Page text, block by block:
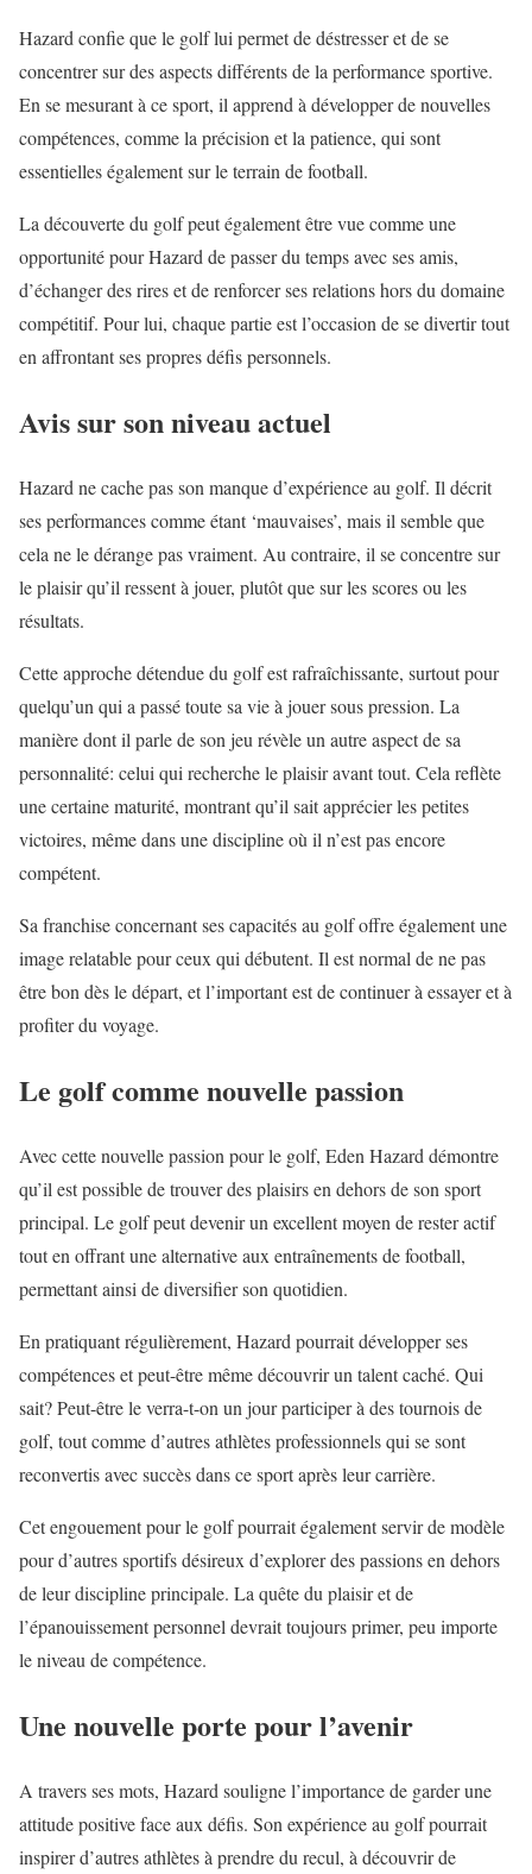
Hazard confie que le golf lui permet de déstresser et de se
concentrer sur des aspects différents de la performance sportive.
En se mesurant à ce sport, il apprend à développer de nouvelles
compétences, comme la précision et la patience, qui sont
essentielles également sur le terrain de football.
La découverte du golf peut également être vue comme une
opportunité pour Hazard de passer du temps avec ses amis,
d’échanger des rires et de renforcer ses relations hors du domaine
compétitif. Pour lui, chaque partie est l’occasion de se divertir tout
en affrontant ses propres défis personnels.
Avis sur son niveau actuel
Hazard ne cache pas son manque d’expérience au golf. Il décrit
ses performances comme étant ‘mauvaises’, mais il semble que
cela ne le dérange pas vraiment. Au contraire, il se concentre sur
le plaisir qu’il ressent à jouer, plutôt que sur les scores ou les
résultats.
Cette approche détendue du golf est rafraîchissante, surtout pour
quelqu’un qui a passé toute sa vie à jouer sous pression. La
manière dont il parle de son jeu révèle un autre aspect de sa
personnalité: celui qui recherche le plaisir avant tout. Cela reflète
une certaine maturité, montrant qu’il sait apprécier les petites
victoires, même dans une discipline où il n’est pas encore
compétent.
Sa franchise concernant ses capacités au golf offre également une
image relatable pour ceux qui débutent. Il est normal de ne pas
être bon dès le départ, et l’important est de continuer à essayer et à
profiter du voyage.
Le golf comme nouvelle passion
Avec cette nouvelle passion pour le golf, Eden Hazard démontre
qu’il est possible de trouver des plaisirs en dehors de son sport
principal. Le golf peut devenir un excellent moyen de rester actif
tout en offrant une alternative aux entraînements de football,
permettant ainsi de diversifier son quotidien.
En pratiquant régulièrement, Hazard pourrait développer ses
compétences et peut-être même découvrir un talent caché. Qui
sait? Peut-être le verra-t-on un jour participer à des tournois de
golf, tout comme d’autres athlètes professionnels qui se sont
reconvertis avec succès dans ce sport après leur carrière.
Cet engouement pour le golf pourrait également servir de modèle
pour d’autres sportifs désireux d’explorer des passions en dehors
de leur discipline principale. La quête du plaisir et de
l’épanouissement personnel devrait toujours primer, peu importe
le niveau de compétence.
Une nouvelle porte pour l’avenir
A travers ses mots, Hazard souligne l’importance de garder une
attitude positive face aux défis. Son expérience au golf pourrait
inspirer d’autres athlètes à prendre du recul, à découvrir de